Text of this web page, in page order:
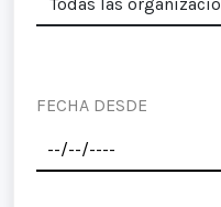
FECHA DESDE